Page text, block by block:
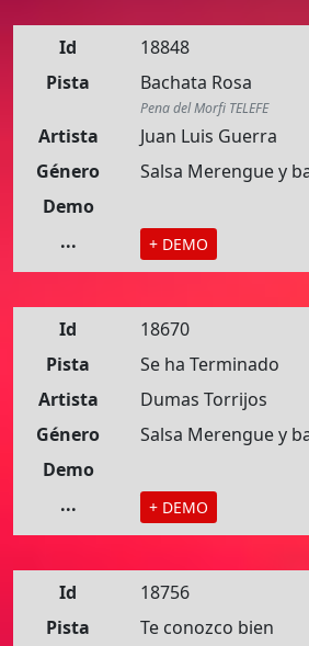
Id
18848
Pista
Bachata Rosa
Pena del Morfi TELEFE
Artista
Juan Luis Guerra
Género
Salsa Merengue y
Demo
...
+ DEMO
Id
18670
Pista
Se ha Terminado
Artista
Dumas Torrijos
Género
Salsa Merengue y
Demo
...
+ DEMO
Id
18756
Pista
Te conozco bien